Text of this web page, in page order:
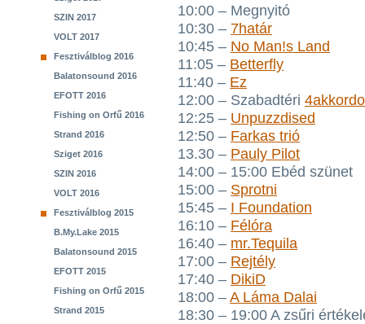
SZIN 2017
VOLT 2017
Fesztiválblog 2016
Balatonsound 2016
EFOTT 2016
Fishing on Orfű 2016
Strand 2016
Sziget 2016
SZIN 2016
VOLT 2016
Fesztiválblog 2015
B.My.Lake 2015
Balatonsound 2015
EFOTT 2015
Fishing on Orfű 2015
Strand 2015
10:00 – Megnyitó
10:30 – 7határ
10:45 – No Man!s Land
11:05 – Betterfly
11:40 – Ez
12:00 – Szabadtéri
12:25 – Unpuzzdised
12:50 – Farkas trió
13.30 – Pauly Pilot
14:00 – 15:00 Ebéd szünet
15:00 – Sprotni
15:45 – I Foundation
16:10 – Félóra
16:40 – mr.Tequila
17:00 – Rejtély
17:40 – DikiD
18:00 – A Láma Dalai
18:30 – 19:00 A zsűri